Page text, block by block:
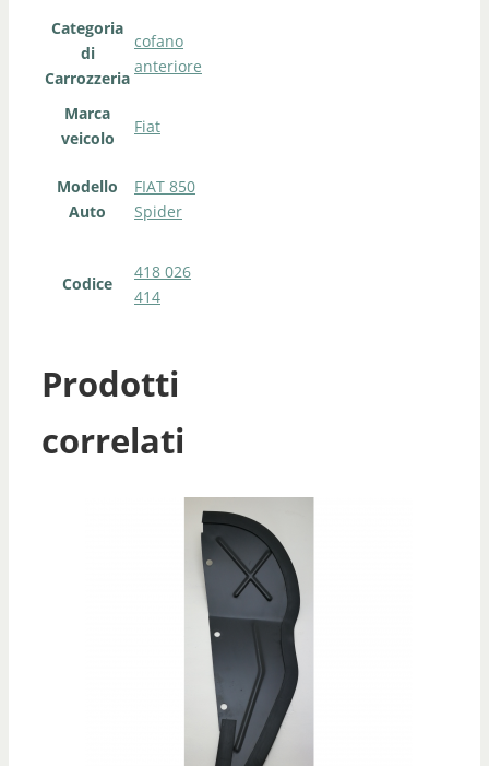
Categoria
di
Carrozzeria
cofano
anteriore
Marca
veicolo
Fiat
Modello
Auto
FIAT 850
Spider
Codice
418 026
414
Prodotti
correlati